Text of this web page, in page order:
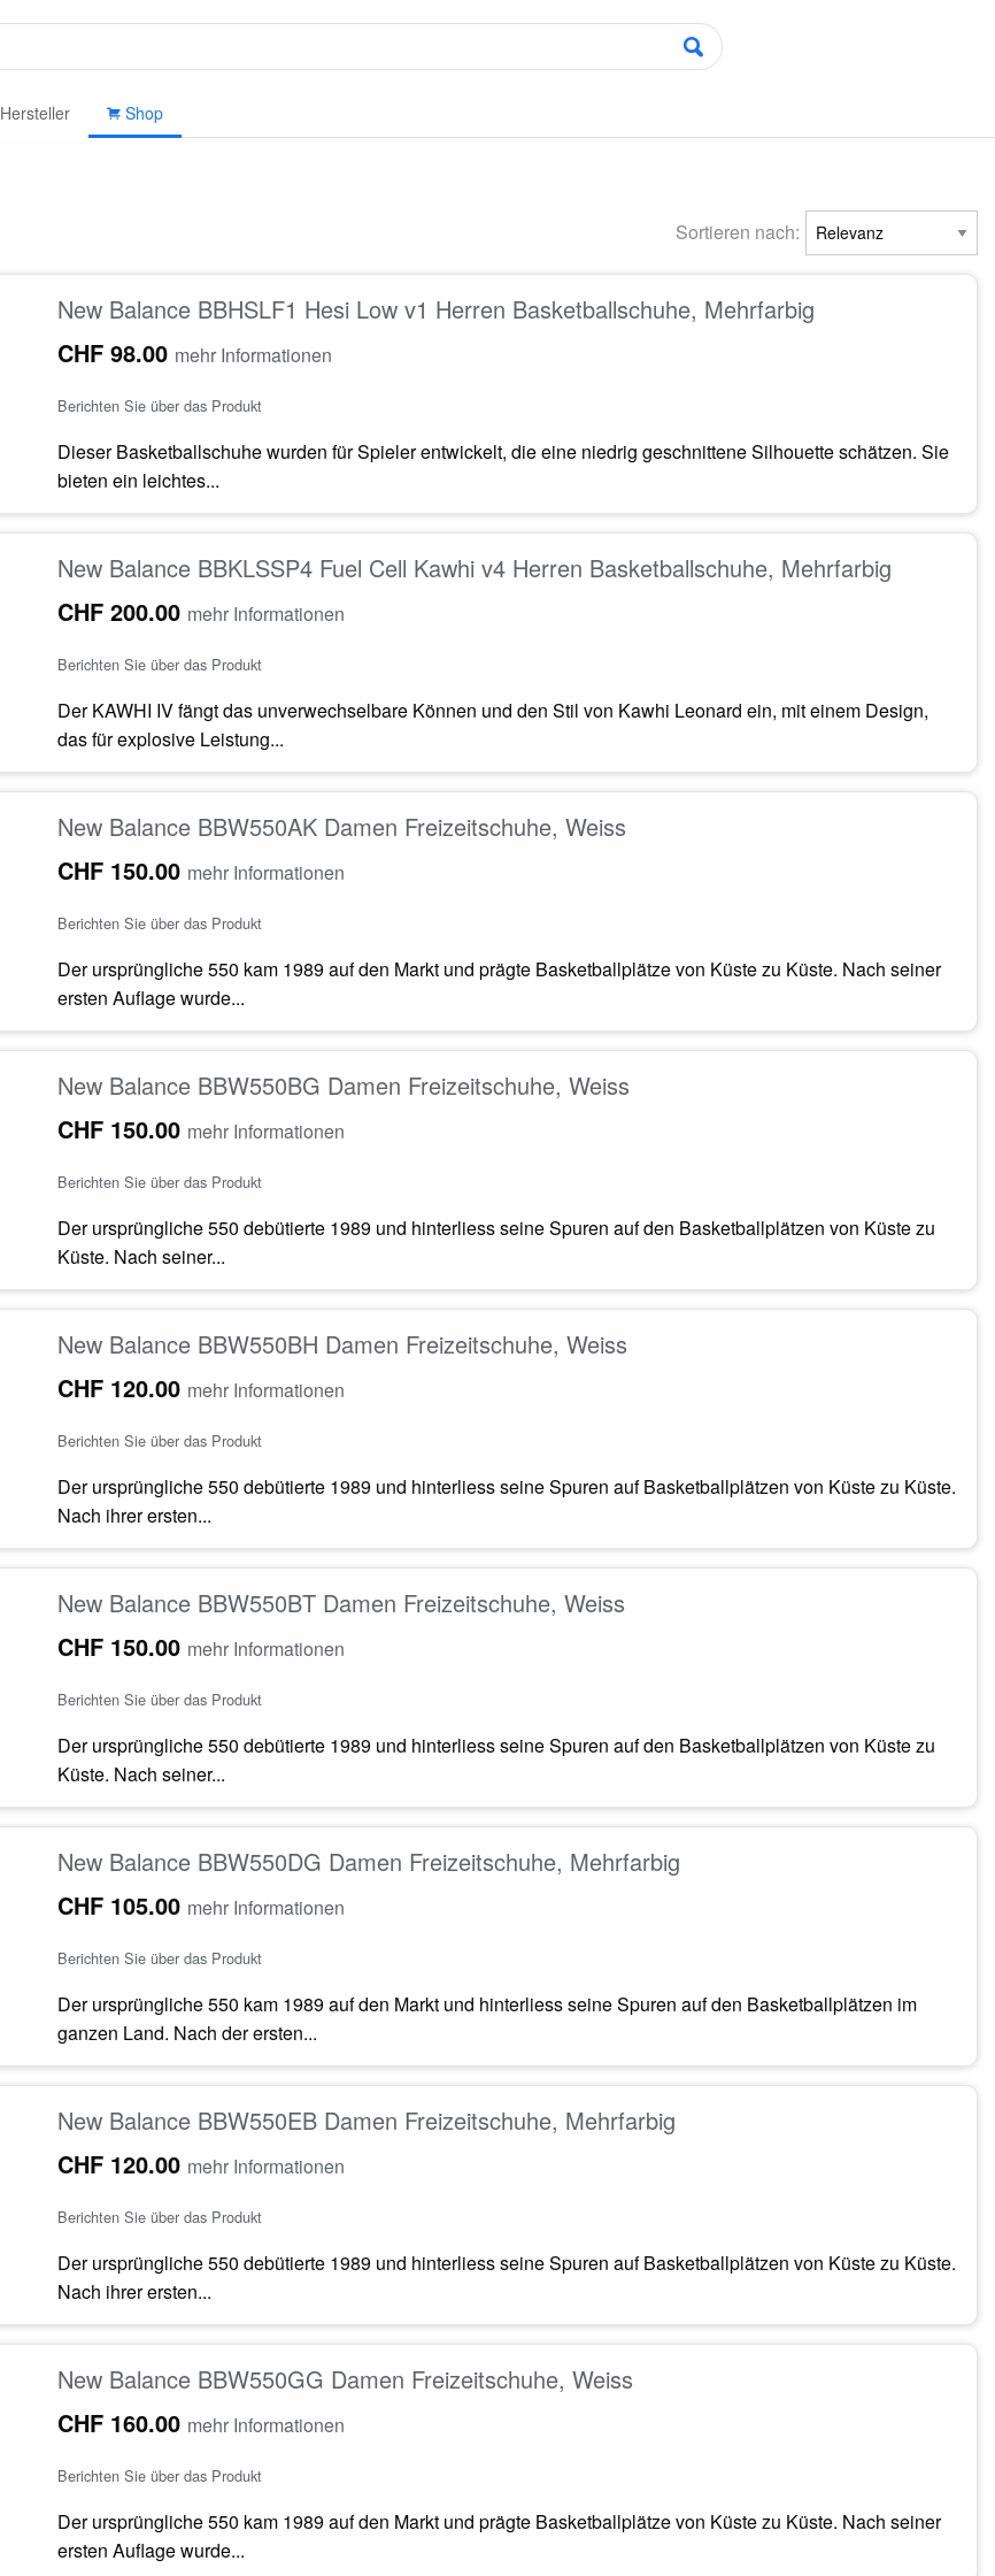
Hersteller Shop
Sortieren nach:
New Balance BBHSLF1 Hesi Low v1 Herren Basketballschuhe, Mehrfarbig
CHF 98.00 mehr Informationen
Berichten Sie über das Produkt
Dieser Basketballschuhe wurden für Spieler entwickelt, die eine niedrig geschnittene Silhouette schätzen. Sie
bieten ein leichtes...
New Balance BBKLSSP4 Fuel Cell Kawhi v4 Herren Basketballschuhe, Mehrfarbig
CHF 200.00 mehr Informationen
Berichten Sie über das Produkt
Der KAWHI IV fängt das unverwechselbare Können und den Stil von Kawhi Leonard ein, mit einem Design,
das für explosive Leistung...
New Balance BBW550AK Damen Freizeitschuhe, Weiss
CHF 150.00 mehr Informationen
Berichten Sie über das Produkt
Der ursprüngliche 550 kam 1989 auf den Markt und prägte Basketballplätze von Küste zu Küste. Nach seiner
ersten Auflage wurde...
New Balance BBW550BG Damen Freizeitschuhe, Weiss
CHF 150.00 mehr Informationen
Berichten Sie über das Produkt
Der ursprüngliche 550 debütierte 1989 und hinterliess seine Spuren auf den Basketballplätzen von Küste zu
Küste. Nach seiner...
New Balance BBW550BH Damen Freizeitschuhe, Weiss
CHF 120.00 mehr Informationen
Berichten Sie über das Produkt
Der ursprüngliche 550 debütierte 1989 und hinterliess seine Spuren auf Basketballplätzen von Küste zu Küste.
Nach ihrer ersten...
New Balance BBW550BT Damen Freizeitschuhe, Weiss
CHF 150.00 mehr Informationen
Berichten Sie über das Produkt
Der ursprüngliche 550 debütierte 1989 und hinterliess seine Spuren auf den Basketballplätzen von Küste zu
Küste. Nach seiner...
New Balance BBW550DG Damen Freizeitschuhe, Mehrfarbig
CHF 105.00 mehr Informationen
Berichten Sie über das Produkt
Der ursprüngliche 550 kam 1989 auf den Markt und hinterliess seine Spuren auf den Basketballplätzen im
ganzen Land. Nach der ersten...
New Balance BBW550EB Damen Freizeitschuhe, Mehrfarbig
CHF 120.00 mehr Informationen
Berichten Sie über das Produkt
Der ursprüngliche 550 debütierte 1989 und hinterliess seine Spuren auf Basketballplätzen von Küste zu Küste.
Nach ihrer ersten...
New Balance BBW550GG Damen Freizeitschuhe, Weiss
CHF 160.00 mehr Informationen
Berichten Sie über das Produkt
Der ursprüngliche 550 kam 1989 auf den Markt und prägte Basketballplätze von Küste zu Küste. Nach seiner
ersten Auflage wurde...